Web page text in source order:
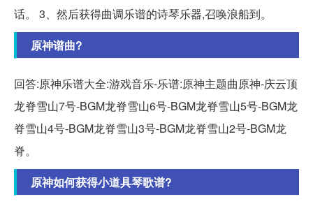
话。 3、然后获得曲调乐谱的诗琴乐器,召唤浪船到。
原神谱曲?
回答:原神乐谱大全:游戏音乐-乐谱:原神主题曲原神-庆云顶
龙脊雪山7号-BGM龙脊雪山6号-BGM龙脊雪山5号-BGM龙
脊雪山4号-BGM龙脊雪山3号-BGM龙脊雪山2号-BGM龙
脊。
原神如何获得小道具琴歌谱?